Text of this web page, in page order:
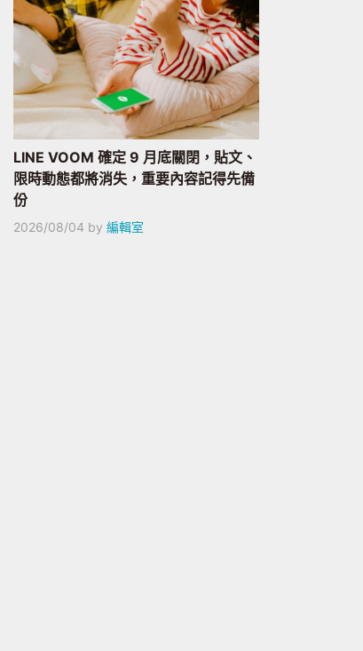
LINE VOOM 確定 9 月底關閉，貼文、
限時動態都將消失，重要內容記得先備
份
2026/08/04 by 編輯室